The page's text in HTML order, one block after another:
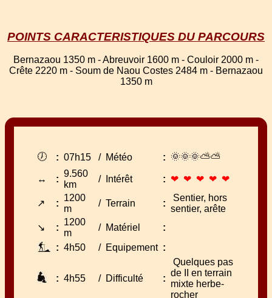
POINTS CARACTERISTIQUES DU PARCOURS
Bernazaou 1350 m - Abreuvoir 1600 m - Couloir 2000 m -
Crête 2220 m - Soum de Naou Costes 2484 m - Bernazaou
1350 m
🕖 : 07h15 / Météo : 🌞🌞🌞⛅⛅
↔ :
9.560
km
/ Intérêt : ❤ ❤ ❤ ❤ ❤
↗ :
1200
m
/ Terrain :
Sentier, hors
sentier, arête
↘
:
1200
m
/ Matériel
:
: 4h50 / Equipement :
: 4h55 / Difficulté :
Quelques pas
de II en terrain
mixte herbe-
rocher